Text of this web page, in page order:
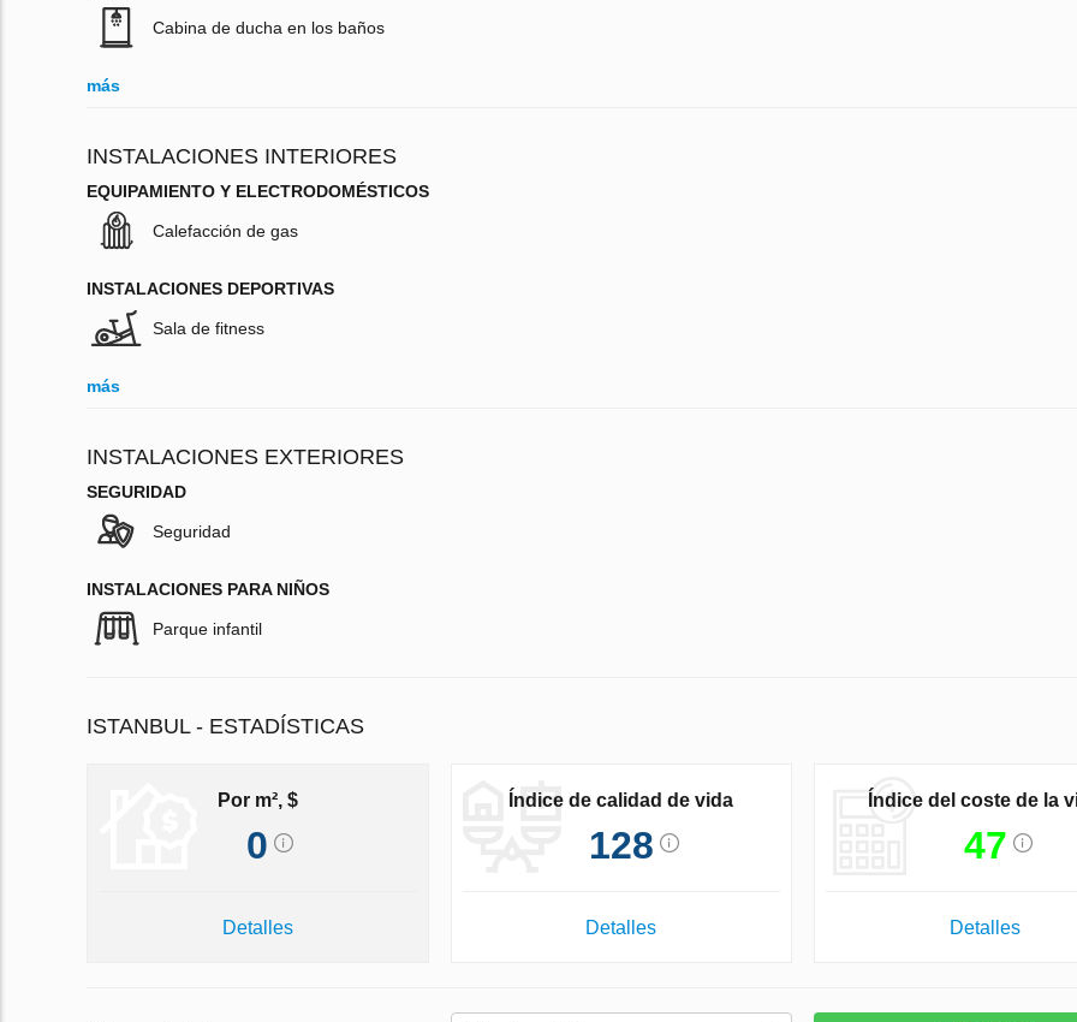
Cabina de ducha en los baños
más
INSTALACIONES INTERIORES
EQUIPAMIENTO Y ELECTRODOMÉSTICOS
Calefacción de gas
INSTALACIONES DEPORTIVAS
Sala de fitness
más
INSTALACIONES EXTERIORES
SEGURIDAD
Seguridad
INSTALACIONES PARA NIÑOS
Parque infantil
ISTANBUL - ESTADÍSTICAS
Por m², $
0
Detalles
Índice de calidad de vida
128
Detalles
Índice del coste de la
47
Detalles